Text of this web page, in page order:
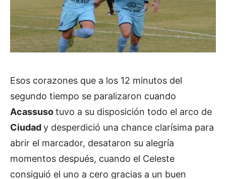
Esos corazones que a los 12 minutos del
segundo tiempo se paralizaron cuando
Acassusotuvo a su disposición todo el arco de
Ciudady desperdició una chance clarísima para
abrir el marcador, desataron su alegría
momentos después, cuando el Celeste
consiguió el uno a cero gracias a un buen